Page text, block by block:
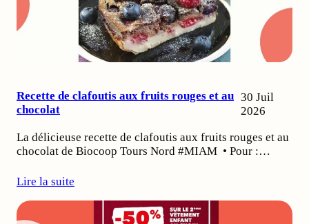
Recette de clafoutis aux fruits rouges et au
chocolat
30 Juil
2026
La délicieuse recette de clafoutis aux fruits rouges et au
chocolat de Biocoop Tours Nord #MIAM • Pour :…
Lire la suite